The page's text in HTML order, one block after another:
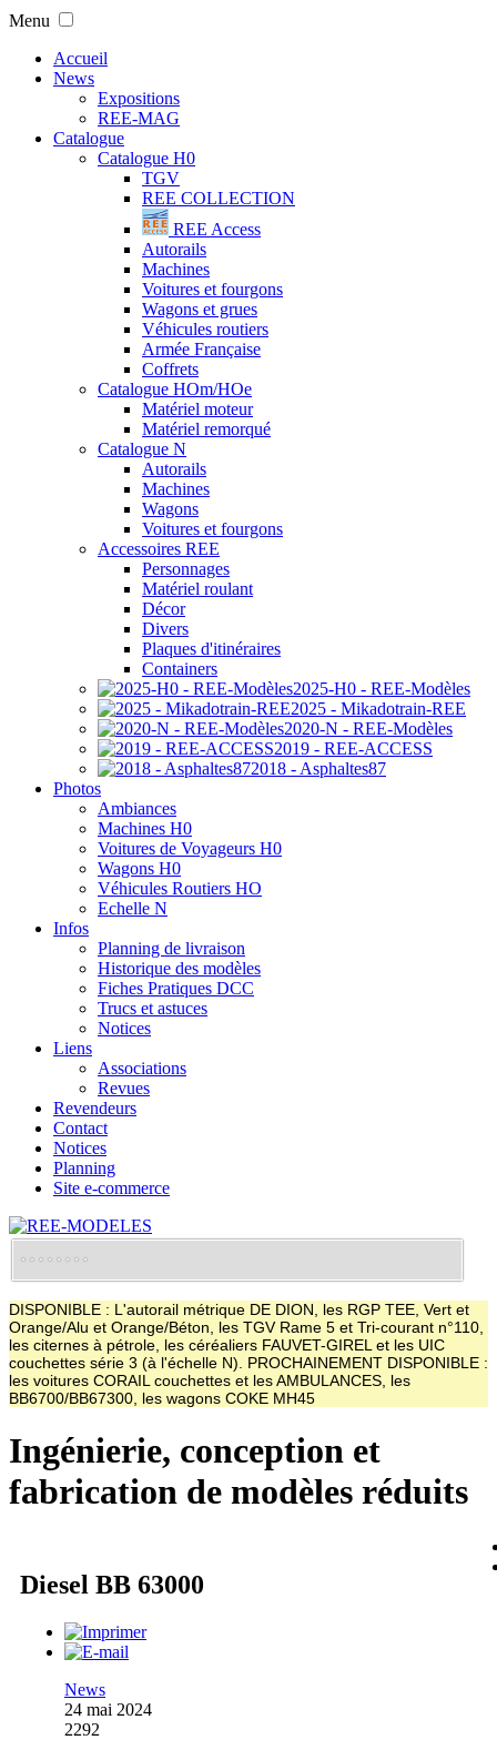
Menu
Accueil
News
Expositions
REE-MAG
Catalogue
Catalogue H0
TGV
REE COLLECTION
REE Access
Autorails
Machines
Voitures et fourgons
Wagons et grues
Véhicules routiers
Armée Française
Coffrets
Catalogue HOm/HOe
Matériel moteur
Matériel remorqué
Catalogue N
Autorails
Machines
Wagons
Voitures et fourgons
Accessoires REE
Personnages
Matériel roulant
Décor
Divers
Plaques d'itinéraires
Containers
2025-H0 - REE-Modèles
2025 - Mikadotrain-REE
2020-N - REE-Modèles
2019 - REE-ACCESS
2018 - Asphaltes87
Photos
Ambiances
Machines H0
Voitures de Voyageurs H0
Wagons H0
Véhicules Routiers HO
Echelle N
Infos
Planning de livraison
Historique des modèles
Fiches Pratiques DCC
Trucs et astuces
Notices
Liens
Associations
Revues
Revendeurs
Contact
Notices
Planning
Site e-commerce
DISPONIBLE : L'autorail métrique DE DION, les RGP TEE, Vert et
Orange/Alu et Orange/Béton, les TGV Rame 5 et Tri-courant n°110,
les citernes à pétrole, les céréaliers FAUVET-GIREL et les UIC
couchettes série 3 (à l'échelle N). PROCHAINEMENT DISPONIBLE :
les voitures CORAIL couchettes et les AMBULANCES, les
BB6700/BB67300, les wagons COKE MH45
Ingénierie, conception et
fabrication de modèles réduits
Diesel BB 63000
News
24 mai 2024
2292